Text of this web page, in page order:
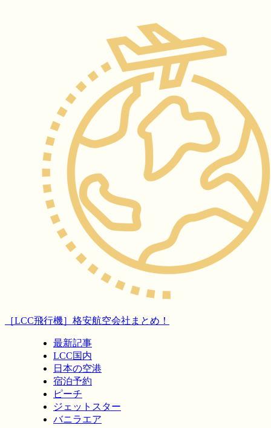
［LCC飛行機］格安航空会社まとめ！
最新記事
LCC国内
日本の空港
宿泊予約
ピーチ
ジェットスター
バニラエア